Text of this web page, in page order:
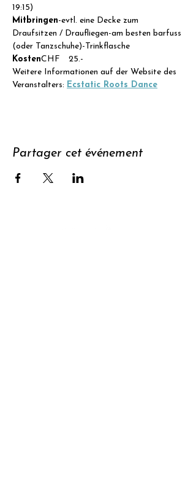
19:15)
Mitbringen-evtl. eine Decke zum
Draufsitzen / Draufliegen-am besten barfuss
(oder Tanzschuhe)-Trinkflasche
KostenCHF  25.-
Weitere Informationen auf der Website des
Veranstalters: Ecstatic Roots Dance
Partager cet événement